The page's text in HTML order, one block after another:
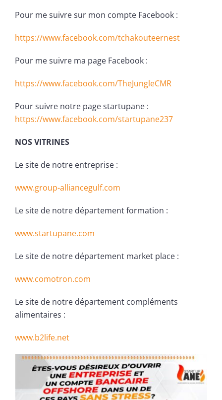
Pour me suivre sur mon compte Facebook :
https://www.facebook.com/tchakouteernest
Pour me suivre ma page Facebook :
https://www.facebook.com/TheJungleCMR
Pour suivre notre page startupane :
https://www.facebook.com/startupane237
NOS VITRINES
Le site de notre entreprise :
www.group-alliancegulf.com
Le site de notre département formation :
www.startupane.com
Le site de notre département market place :
www.comotron.com
Le site de notre département compléments
alimentaires :
www.b2life.net